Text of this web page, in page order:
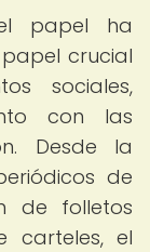
papel ha
crucial
sociales,
con las
Desde la
de
de folletos
carteles, el